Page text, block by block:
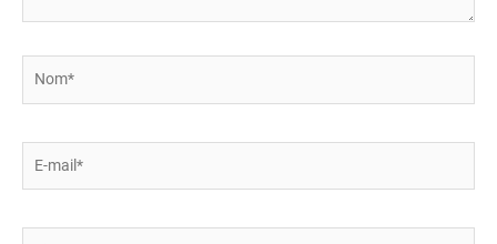
mail*